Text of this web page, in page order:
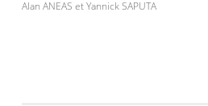
Alan ANEAS et Yannick SAPUTA